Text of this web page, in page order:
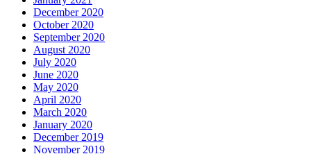
December 2020
October 2020
September 2020
August 2020
July 2020
June 2020
May 2020
April 2020
March 2020
January 2020
December 2019
November 2019